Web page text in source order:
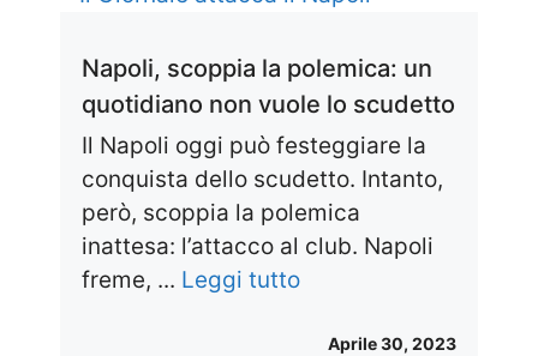
Napoli, scoppia la polemica: un
quotidiano non vuole lo scudetto
Il Napoli oggi può festeggiare la
conquista dello scudetto. Intanto,
però, scoppia la polemica
inattesa: l’attacco al club. Napoli
freme, ... Leggi tutto
Aprile 30, 2023